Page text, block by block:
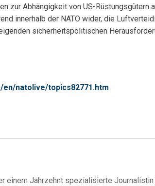
zur Abhängigkeit von US-Rüstungsgütern
innerhalb der NATO wider, die
sicherheitspolitischen
en/natolive/topics82771.htm
einem Jahrzehnt spezialisierte